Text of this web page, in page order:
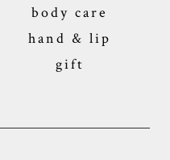
body care
hand & lip
gift